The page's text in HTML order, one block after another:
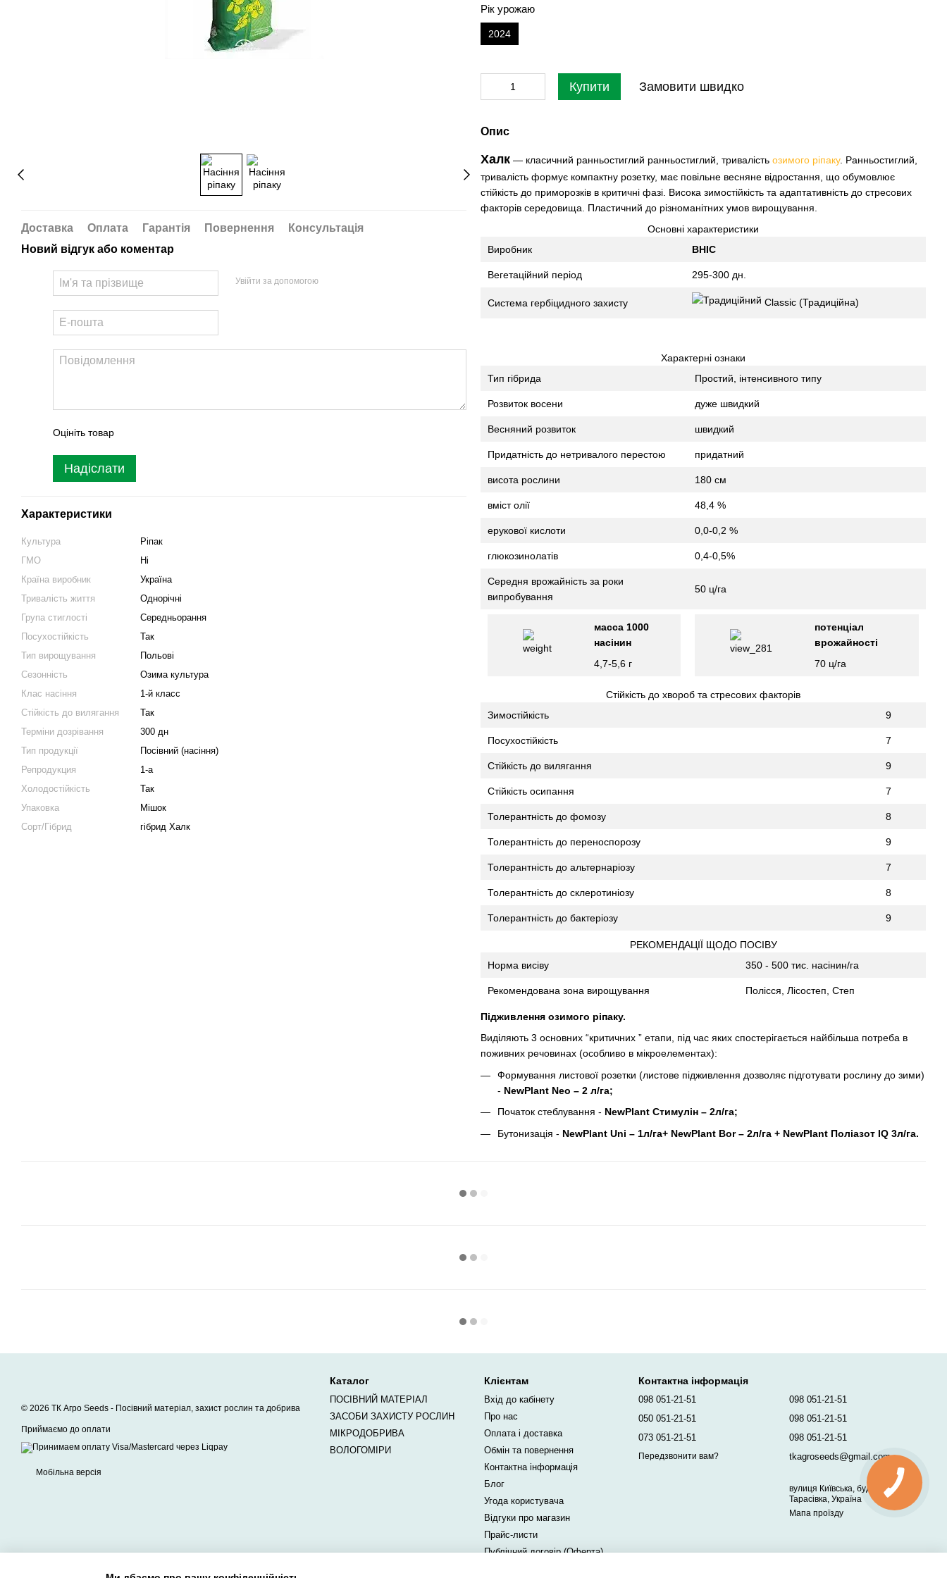
Доставка Оплата Гарантія Повернення
Консультація
Новий відгук або коментар
Увійти за допомогою
Оцініть товар
Надіслати
Характеристики
Культура
Ріпак
ГМО
Ні
Країна виробник
Україна
Тривалість життя
Однорічні
Група стиглості
Середньорання
Посухостійкість
Так
Тип вирощування
Польові
Сезонність
Озима культура
Клас насіння
1-й класс
Стійкість до вилягання
Так
Терміни дозрівання
300 дн
Тип продукції
Посівний (насіння)
Репродукция
1-а
Холодостійкість
Так
Упаковка
Мішок
Сорт/Гібрид
гібрид Халк
Рік урожаю
2024
Купити Замовити швидко
Опис
Халк — класичний ранньостиглий ранньостиглий, тривалість озимого ріпаку. Ранньостиглий,
тривалість формує компактну розетку, має повільне весняне відростання, що обумовлює
стійкість до приморозків в критичні фазі. Висока зимостійкість та адаптативність до стресових
факторів середовища. Пластичний до різноманітних умов вирощування.
Основні характеристики
Виробник
ВНІС
Вегетаційний період 295-300 дн.
Система гербіцидного захисту Classic (Традиційна)
Характерні ознаки
Тип гібрида
Простий, інтенсивного типу
Розвиток восени дуже швидкий
Весняний розвиток швидкий
Придатність до нетривалого перестою придатний
висота рослини 180 см
вміст олії 48,4 %
ерукової кислоти 0,0-0,2 %
глюкозинолатів 0,4-0,5%
Середня врожайність за роки
випробування
50 ц/га
масса 1000
насінин
4,7-5,6 г
потенціал
врожайності
70 ц/га
Стійкість до хвороб та стресових факторів
Зимостійкість
9
Посухостійкість 7
Стійкість до вилягання 9
Стійкість осипання 7
Толерантність до фомозу 8
Толерантність до переноспорозу 9
Толерантність до альтернаріозу 7
Толерантність до склеротиніозу 8
Толерантність до бактеріозу 9
РЕКОМЕНДАЦІЇ ЩОДО ПОСІВУ
Норма висіву
350 - 500 тис. насінин/га
Рекомендована зона вирощування Полісся, Лісостеп, Степ
Підживлення озимого ріпаку.
Виділяють 3 основних “критичних ” етапи, під час яких спостерігається найбільша потреба в
поживних речовинах (особливо в мікроелементах):
Формування листової розетки (листове підживлення дозволяє підготувати рослину до зими)
- NewPlant Neo – 2 л/га;
Початок стеблування - NewPlant Стимулін – 2л/га;
Бутонизація - NewPlant Uni – 1л/га+ NewPlant Bor – 2л/га + NewPlant Поліазот IQ 3л/га.
© 2026 ТК Агро Seeds - Посівний матеріал, захист рослин та добрива
Приймаємо до оплати
Мобільна версія
Каталог
ПОСІВНИЙ МАТЕРІАЛ
ЗАСОБИ ЗАХИСТУ РОСЛИН
МІКРОДОБРИВА
ВОЛОГОМІРИ
Клієнтам
Вхід до кабінету
Про нас
Оплата і доставка
Обмін та повернення
Контактна інформація
Блог
Угода користувача
Відгуки про магазин
Прайс-листи
Публічний договір (Оферта)
Контактна інформація
098 051-21-51
050 051-21-51
073 051-21-51
Передзвонити вам?
098 051-21-51
098 051-21-51
098 051-21-51
tkagroseeds@gmail.com
вулиця Київська, будинок 96,
Тарасівка, Україна
Мапа проїзду